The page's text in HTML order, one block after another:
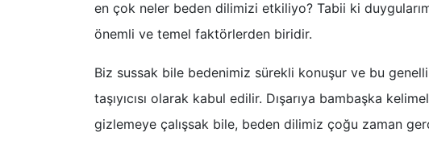
en çok neler beden dilimizi etkiliyo? Tabii ki
önemli ve temel faktörlerden biridir. ​
​Biz sussak bile bedenimiz sürekli konuşur ve bu
taşıyıcısı olarak kabul edilir. Dışarıya bambaşka
gizlemeye çalışsak bile, beden dilimiz çoğu zaman